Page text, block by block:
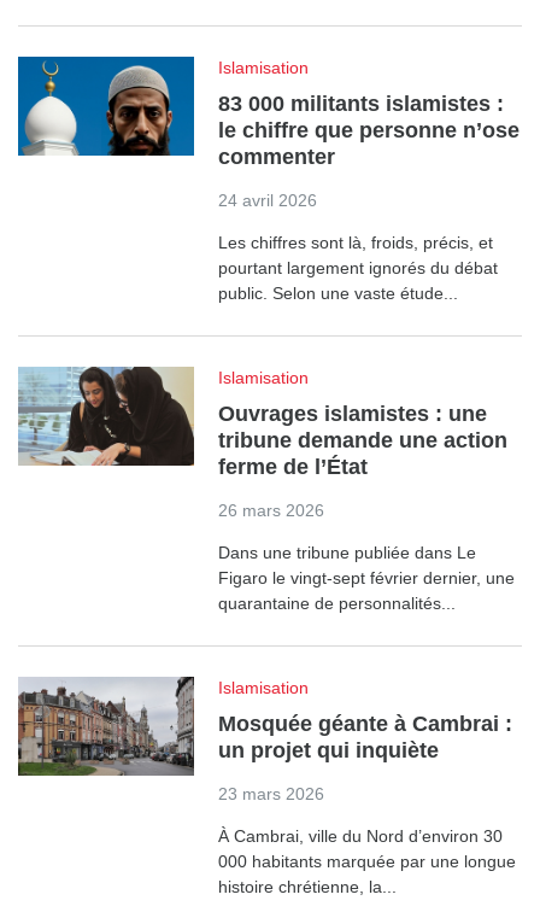
Islamisation
83 000 militants islamistes :
le chiffre que personne n’ose
commenter
24 avril 2026
Les chiffres sont là, froids, précis, et
pourtant largement ignorés du débat
public. Selon une vaste étude...
Islamisation
Ouvrages islamistes : une
tribune demande une action
ferme de l’État
26 mars 2026
Dans une tribune publiée dans Le
Figaro le vingt-sept février dernier, une
quarantaine de personnalités...
Islamisation
Mosquée géante à Cambrai :
un projet qui inquiète
23 mars 2026
À Cambrai, ville du Nord d’environ 30
000 habitants marquée par une longue
histoire chrétienne, la...